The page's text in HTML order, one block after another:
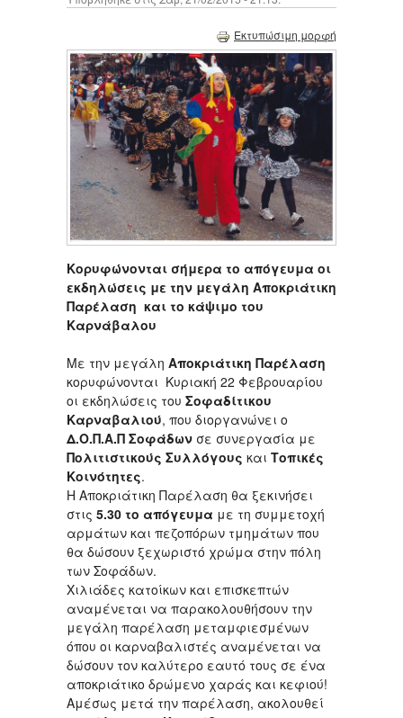
Εκτυπώσιμη μορφή
Κορυφώνονται σήμερα το απόγευμα οι
εκδηλώσεις με την μεγάλη Αποκριάτικη
Παρέλαση και το κάψιμο του
Καρνάβαλου
Με την μεγάλη Αποκριάτικη Παρέλαση
κορυφώνονται Κυριακή 22 Φεβρουαρίου
οι εκδηλώσεις του Σοφαδίτικου
Καρναβαλιού, που διοργανώνει ο
Δ.Ο.Π.Α.Π Σοφάδων σε συνεργασία με
Πολιτιστικούς Συλλόγους και Τοπικές
Κοινότητες.
Η Αποκριάτικη Παρέλαση θα ξεκινήσει
στις 5.30 το απόγευμα με τη συμμετοχή
αρμάτων και πεζοπόρων τμημάτων που
θα δώσουν ξεχωριστό χρώμα στην πόλη
των Σοφάδων.
Χιλιάδες κατοίκων και επισκεπτών
αναμένεται να παρακολουθήσουν την
μεγάλη παρέλαση μεταμφιεσμένων
όπου οι καρναβαλιστές αναμένεται να
δώσουν τον καλύτερο εαυτό τους σε ένα
αποκριάτικο δρώμενο χαράς και κεφιού!
Αμέσως μετά την παρέλαση, ακολουθεί